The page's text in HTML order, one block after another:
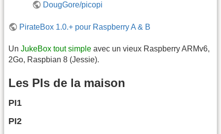
DougGore/picopi
PirateBox 1.0.+ pour Raspberry A & B
Un JukeBox tout simple avec un vieux Raspberry ARMv6,
2Go, Raspbian 8 (Jessie).
Les PIs de la maison
PI1
PI2